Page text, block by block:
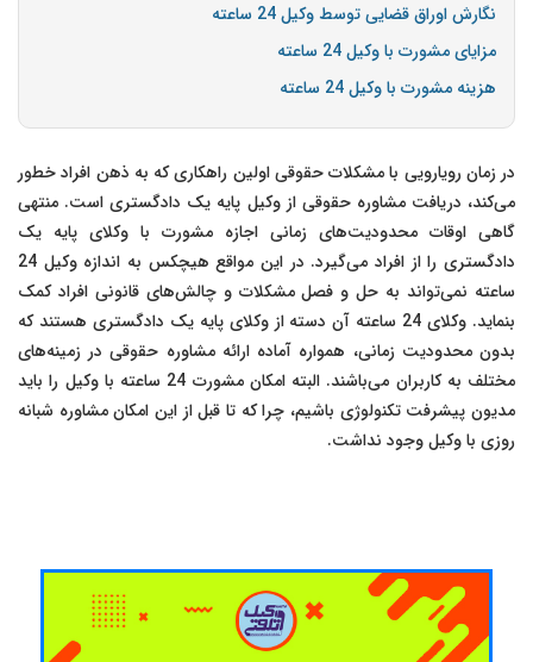
نگارش اوراق قضایی توسط وکیل 24 ساعته
مزایای مشورت با وکیل 24 ساعته
هزینه مشورت با وکیل 24 ساعته
در زمان رویارویی با مشکلات حقوقی اولین راهکاری که به ذهن افراد خطور
می‌کند، دریافت مشاوره حقوقی از وکیل پایه یک دادگستری است. منتهی
گاهی اوقات محدودیت‌های زمانی اجازه مشورت با وکلای پایه یک
دادگستری را از افراد می‌گیرد. در این مواقع هیچکس به اندازه وکیل 24
ساعته نمی‌تواند به حل و فصل مشکلات و چالش‌های قانونی افراد کمک
بنماید. وکلای 24 ساعته آن دسته از وکلای پایه یک دادگستری هستند که
بدون محدودیت زمانی، همواره آماده ارائه مشاوره حقوقی در زمینه‌های
مختلف به کاربران می‌باشند. البته امکان مشورت 24 ساعته با وکیل را باید
مدیون پیشرفت تکنولوژی باشیم، چرا که تا قبل از این امکان مشاوره شبانه
روزی با وکیل وجود نداشت.